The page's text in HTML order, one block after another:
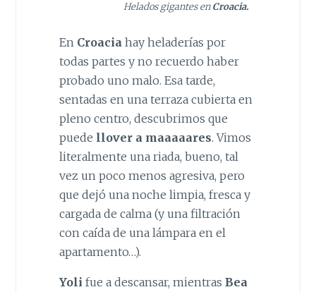
Helados gigantes enCroacia.
En Croacia hay heladerías por
todas partes y no recuerdo haber
probado uno malo. Esa tarde,
sentadas en una terraza cubierta en
pleno centro, descubrimos que
puede llover a maaaaares. Vimos
literalmente una riada, bueno, tal
vez un poco menos agresiva, pero
que dejó una noche limpia, fresca y
cargada de calma (y una filtración
con caída de una lámpara en el
apartamento…).
Yoli fue a descansar, mientras Bea